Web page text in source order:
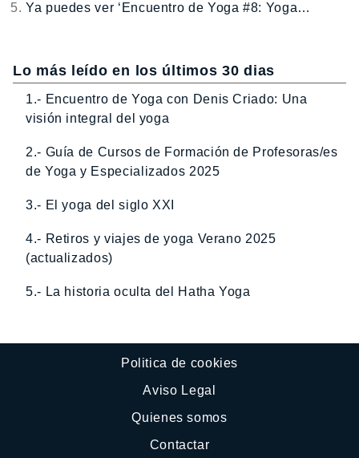
Ya puedes ver ‘Encuentro de Yoga #8: Yoga…
Lo más leído en los últimos 30 dias
1.- Encuentro de Yoga con Denis Criado: Una
visión integral del yoga
2.- Guía de Cursos de Formación de Profesoras/es
de Yoga y Especializados 2025
3.- El yoga del siglo XXI
4.- Retiros y viajes de yoga Verano 2025
(actualizados)
5.- La historia oculta del Hatha Yoga
Politica de cookies
Aviso Legal
Quienes somos
Contactar